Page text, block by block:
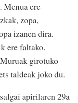
Menua ere
zopa,
izanen dira.
ere faltako.
girotuko
taldeak joko du.
apirilaren 29a